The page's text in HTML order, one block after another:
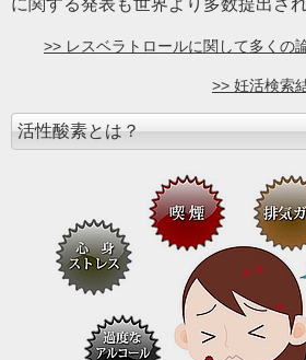
>> レスベラトロールに関して多くの
>> 妊活検索
活性酸素とは？